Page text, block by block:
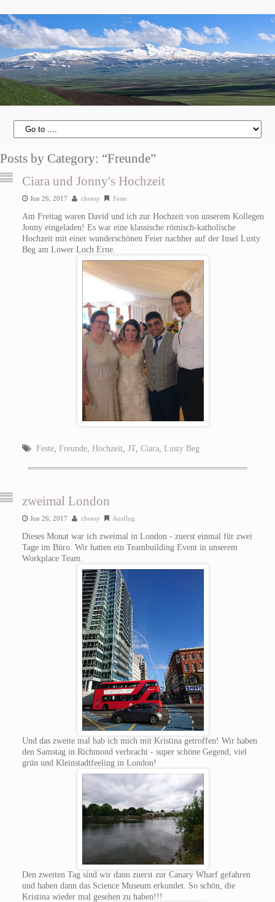
Posts by Category: “Freunde”
Ciara und Jonny's Hochzeit
Jun 26, 2017 cheesy Feste
Am Freitag waren David und ich zur Hochzeit von unserem Kollegen
Jonny eingeladen! Es war eine klassische römisch-katholische
Hochzeit mit einer wunderschönen Feier nachher auf der Insel Lusty
Beg am Lower Loch Erne.
Feste, Freunde, Hochzeit, JT, Ciara, Lusty Beg
zweimal London
Jun 26, 2017 cheesy Ausflug
Dieses Monat war ich zweimal in London - zuerst einmal für zwei
Tage im Büro. Wir hatten ein Teambuilding Event in unserem
Workplace Team.
Und das zweite mal hab ich mich mit Kristina getroffen! Wir haben
den Samstag in Richmond verbracht - super schöne Gegend, viel
grün und Kleinstadtfeeling in London!
Den zweiten Tag sind wir dann zuerst zur Canary Wharf gefahren
und haben dann das Science Museum erkundet. So schön, die
Kristina wieder mal gesehen zu haben!!!